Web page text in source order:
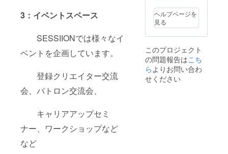
3：イベントスペース
SESSIIONでは様々なイ
ベントを企画しています。
登録クリエイター交流
会、パトロン交流会、
キャリアアップセミ
ナー、ワークショップなど
など
（お
肉が好
きで
す）
ONのビ
ジョン
に共
感・協
賛頂け
ヘルプページを
見る
このプロジェクト
の問題報告はこち
ら よりお問い合わ
せください